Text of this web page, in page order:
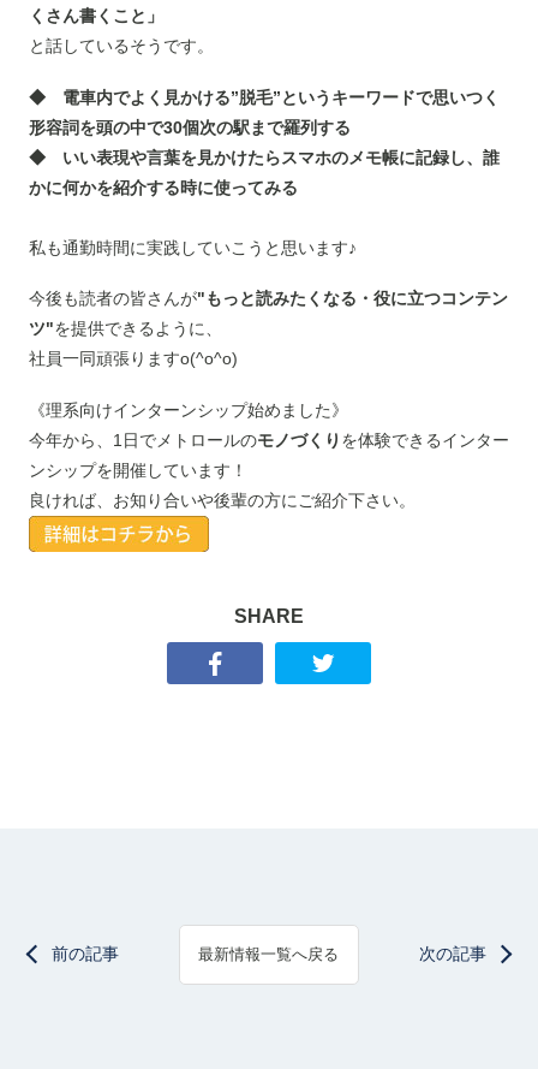
くさん書くこと」
と話しているそうです。
◆ 電車内でよく見かける”脱毛”というキーワードで思いつく
形容詞を頭の中で30個次の駅まで羅列する
◆ いい表現や言葉を見かけたらスマホのメモ帳に記録し、誰
かに何かを紹介する時に使ってみる
私も通勤時間に実践していこうと思います♪
今後も読者の皆さんが"もっと読みたくなる・役に立つコンテン
ツ"を提供できるように、
社員一同頑張りますo(^o^o)
《理系向けインターンシップ始めました》
今年から、1日でメトロールのモノづくり を体験できるインター
ンシップを開催しています！
良ければ、お知り合いや後輩の方にご紹介下さい。
SHARE
前の記事 最新情報一覧へ戻る 次の記事